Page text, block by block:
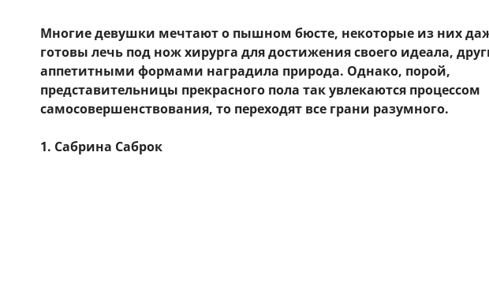
Многие девушки мечтают о пышном бюсте, некоторые из них
готовы лечь под нож хирурга для достижения своего идеала,
аппетитными формами наградила природа. Однако, порой,
представительницы прекрасного пола так увлекаются процессом
самосовершенствования, то переходят все грани разумного.
1. Сабрина Саброк